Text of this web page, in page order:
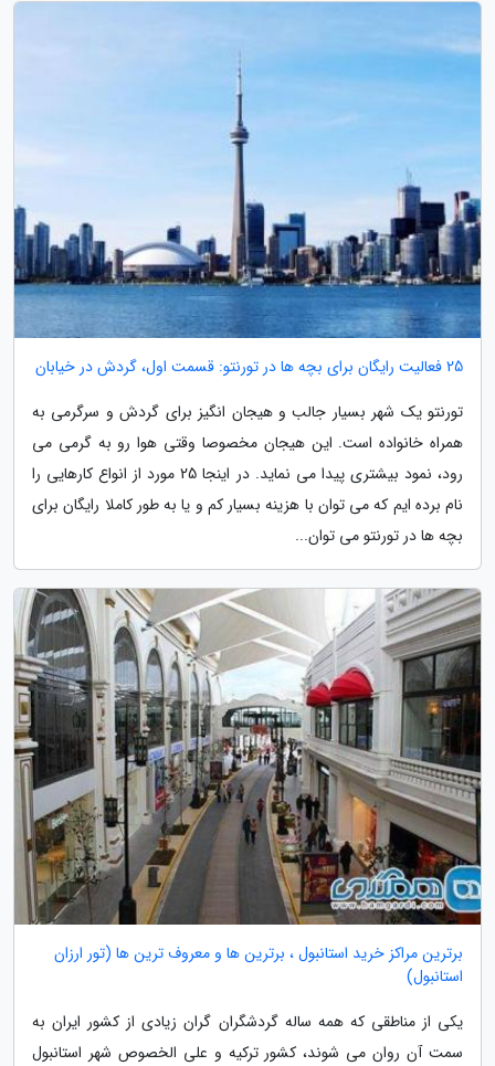
25 فعالیت رایگان برای بچه ها در تورنتو: قسمت اول، گردش در خیابان
تورنتو یک شهر بسیار جالب و هیجان انگیز برای گردش و سرگرمی به
همراه خانواده است. این هیجان مخصوصا وقتی هوا رو به گرمی می
رود، نمود بیشتری پیدا می نماید. در اینجا 25 مورد از انواع کارهایی را
نام برده ایم که می توان با هزینه بسیار کم و یا به طور کاملا رایگان برای
بچه ها در تورنتو می توان...
برترین مراکز خرید استانبول ، برترین ها و معروف ترین ها (تور ارزان
استانبول)
یکی از مناطقی که همه ساله گردشگران گران زیادی از کشور ایران به
سمت آن روان می شوند، کشور ترکیه و علی الخصوص شهر استانبول